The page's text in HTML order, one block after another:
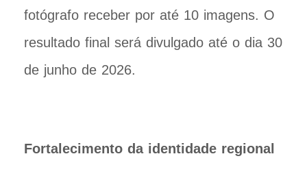
fotógrafo receber por até 10 imagens. O
resultado final será divulgado até o dia 30
de junho de 2026.
Fortalecimento da identidade regional